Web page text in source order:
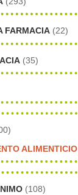
FARMACIA (22)
(35)
ALIMENTICIO
(108)